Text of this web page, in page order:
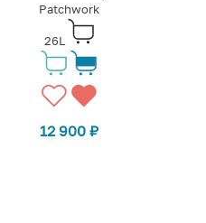
Patchwork
26L
12 900₽